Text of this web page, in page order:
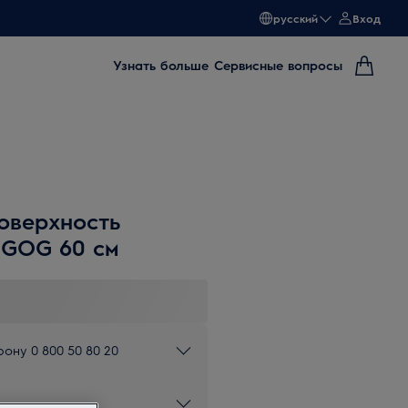
русский Вход
Узнать больше Сервисные вопросы
60 см
0 800 50 80 20